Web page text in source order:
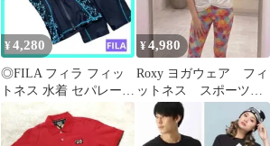
¥ 4,280
◎FILA フィラ フィッ
トネス 水着 セパレート
レディース 9M 未使用
c
¥4,980
Roxy ヨガウェア フィ
ットネス スポーツ 3
点セット Mサイズ
蜷川コラボ